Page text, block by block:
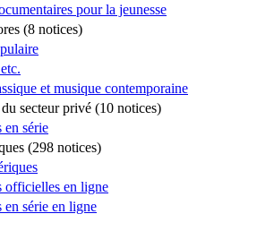
pour la jeunesse
(8 notices)
et musique contemporaine
secteur privé (10 notices)
en série
(298 notices)
officielles en ligne
en série en ligne